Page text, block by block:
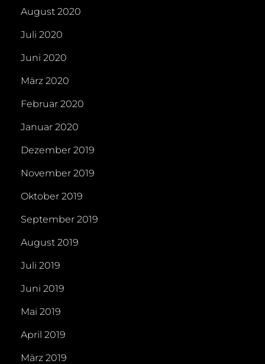
August 2020
Juli 2020
Juni 2020
März 2020
Februar 2020
Januar 2020
Dezember 2019
November 2019
Oktober 2019
September 2019
August 2019
Juli 2019
Juni 2019
Mai 2019
April 2019
März 2019